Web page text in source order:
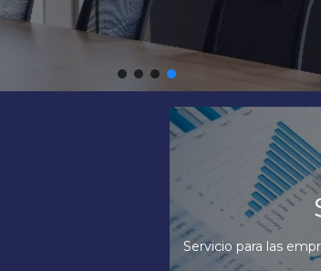
Nuestro servicio